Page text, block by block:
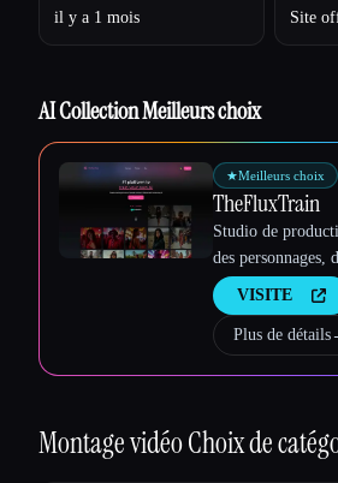
Esc
il y a 1 mois Site
AI Collection Meilleurs choix
★Meilleurs choix
TheFluxTrain
Studio de
des personnages,
des vidéos
VISITE
Plus de détails
Montage vidéoChoix de